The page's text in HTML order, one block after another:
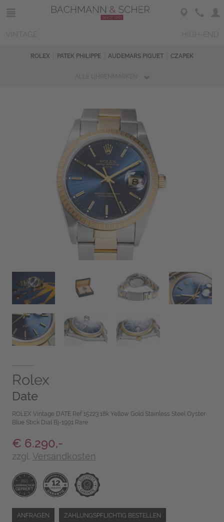
ROLEX PATEK PHILIPPE AUDEMARS PIGUET CZAPEK
Rolex
Date
ROLEX Vintage DATE Ref 15223 18k Yellow Gold Stainless Steel Oyster
Blue Stick Dial Bj-1991 Rare
€ 6.290,-
zzgl. Versandkosten
ANFRAGEN ZAHLUNGSPFLICHTIG BESTELLEN